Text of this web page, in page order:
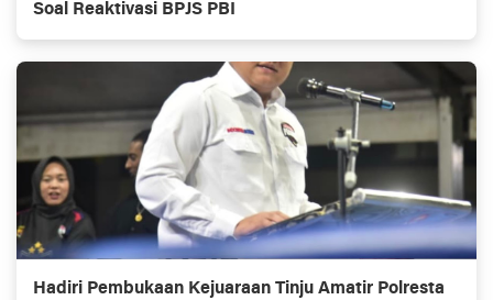
Soal Reaktivasi BPJS PBI
Hadiri Pembukaan Kejuaraan Tinju Amatir Polresta